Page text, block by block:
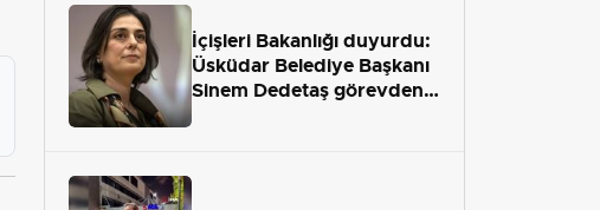
İçişleri Bakanlığı duyurdu:
Üsküdar Belediye Başkanı
Sinem Dedetaş görevden